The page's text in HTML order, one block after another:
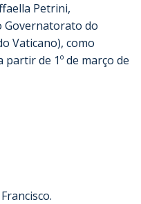
Petrini,
Governatorato do
Vaticano), como
de 1º de março de